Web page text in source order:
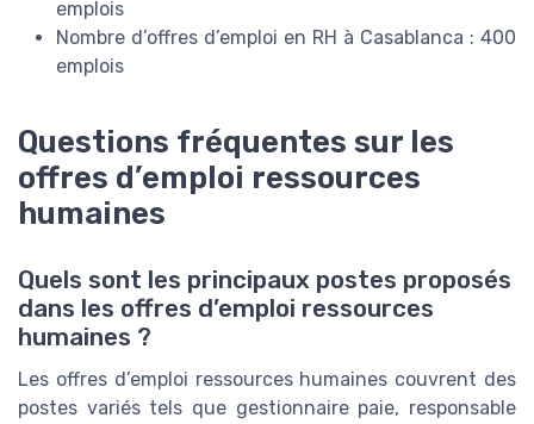
emplois
Nombre d’offres d’emploi en RH à Casablanca : 400
emplois
Questions fréquentes sur les
offres d’emploi ressources
humaines
Quels sont les principaux postes proposés
dans les offres d’emploi ressources
humaines ?
Les offres d’emploi ressources humaines couvrent des
postes variés tels que gestionnaire paie, responsable